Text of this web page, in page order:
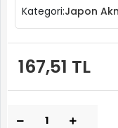
Kategori:Japon
167,51 TL